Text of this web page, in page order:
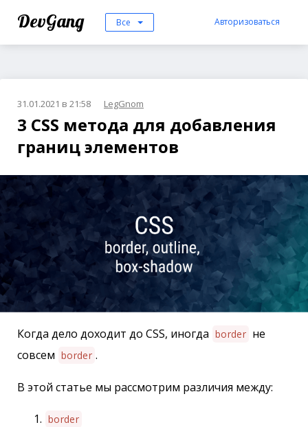
DevGang Все Авторизоваться
31.01.2021 в 21:58 LegGnom
3 CSS метода для добавления
границ элементов
Когда дело доходит до CSS, иногда border не
совсем border .
В этой статье мы рассмотрим различия между:
border